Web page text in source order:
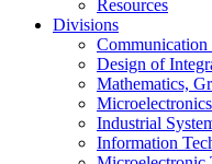
Resources
Divisions
Design of
Mathematics,
Industrial
Information